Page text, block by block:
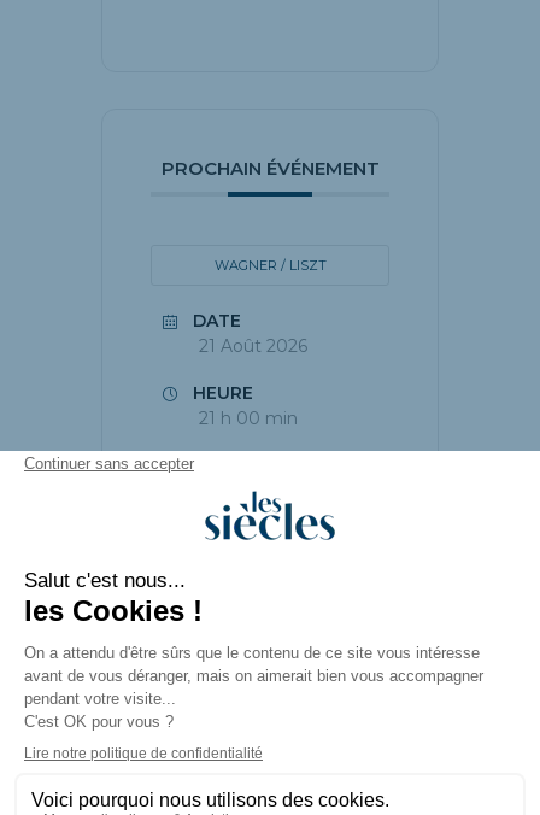
PROCHAIN ÉVÉNEMENT
WAGNER / LISZT
DATE
21 Août 2026
HEURE
21 h 00 min
PARTAGEZ CET